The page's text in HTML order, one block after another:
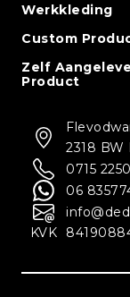
Werkkleding
Custom
Zelf
Product
2318 BW
0715
06
KVK